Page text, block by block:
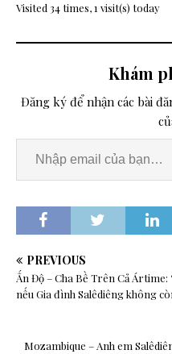
Visited 34 times, 1 visit(s) today
Khám
Đăng ký để nhận các bài
PREVIOUS
Ấn Độ – Cha Bề Trên Cả
nếu Gia đình Salêdiêng không
Mozambique – Anh em